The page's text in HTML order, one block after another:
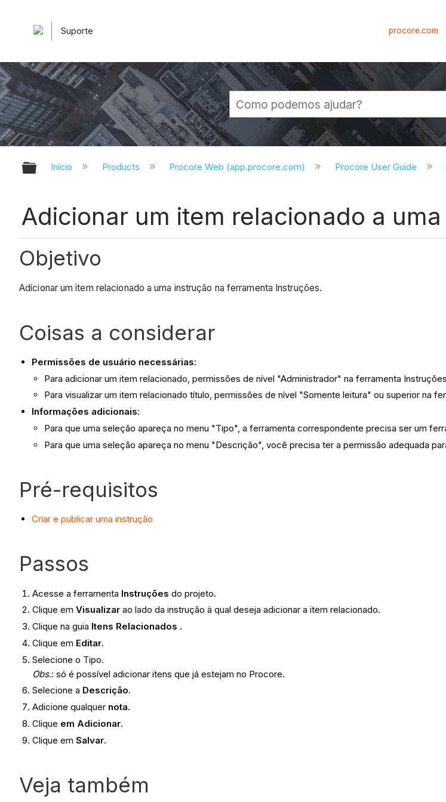
Suporte procore.com
Expandir/recolher hierarquia global
Início Products Procore Web (app.procore.com) Procore User Guide
Adicionar um item relacionado a
Objetivo
Adicionar um item relacionado a uma instrução na ferramenta Instruções.
Coisas a considerar
Permissões de usuário necessárias:
Para adicionar um item relacionado, permissões de nível "Administrador" na ferramenta
Para visualizar um item relacionado título, permissões de nível "Somente leitura" ou superior na
Informações adicionais:
Para que uma seleção apareça no menu "Tipo", a ferramenta correspondente precisa ser um
Para que uma seleção apareça no menu "Descrição", você precisa ter a permissão adequada
Pré-requisitos
Criar e publicar uma instrução
Passos
Acesse a ferramenta Instruções do projeto.
Clique emVisualizar ao lado da instrução à qual deseja adicionar a item relacionado.
Clique na guia Itens Relacionados .
Clique em Editar.
Selecione o Tipo.
Obs.: só é possível adicionar itens que já estejam no Procore.
Selecione a Descrição.
Adicione qualquer nota.
Clique em Adicionar.
Clique emSalvar.
Veja também